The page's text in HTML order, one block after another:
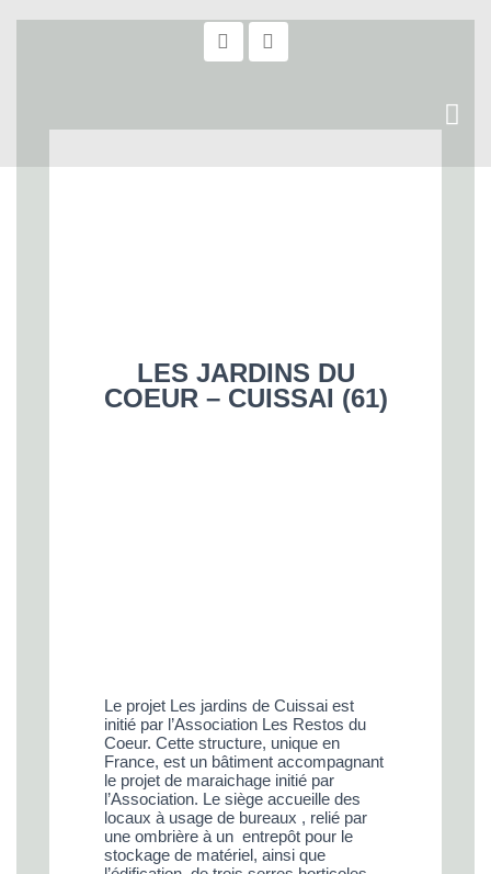
LES JARDINS DU
COEUR – CUISSAI (61)
Le projet Les jardins de Cuissai est
initié par l’Association Les Restos du
Coeur. Cette structure, unique en
France, est un bâtiment accompagnant
le projet de maraichage initié par
l’Association. Le siège accueille des
locaux à usage de bureaux , relié par
une ombrière à un entrepôt pour le
stockage de matériel, ainsi que